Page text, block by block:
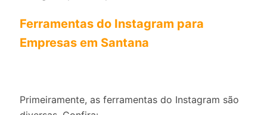
Ferramentas do Instagram para
Empresas em Santana
Primeiramente, as ferramentas do Instagram são